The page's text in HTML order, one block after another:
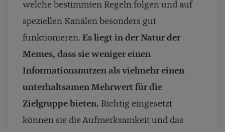
welche bestimmten Regeln folgen und auf
speziellen Kanälen besonders gut
funktionieren. Es liegt in der Natur der
Memes, dass sie weniger einen
Informationsnutzen als vielmehr einen
unterhaltsamen Mehrwert für die
Zielgruppe bieten. Richtig eingesetzt
können sie die Aufmerksamkeit und das